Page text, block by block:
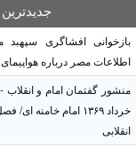
جدیدترین
بازخوانی افشاگری
اطلاعات مصر درباره هواپیمای
خرداد ۱۳۶۹ امام
انقلابی